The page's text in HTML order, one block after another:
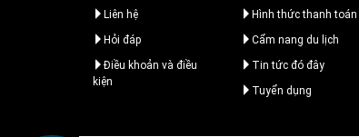
Liên hệ
Hình thức thanh toán
Hỏi đáp
Cẩm nang du lịch
Điều khoản và điều
kiện
Tin tức đó đây
Tuyển dụng